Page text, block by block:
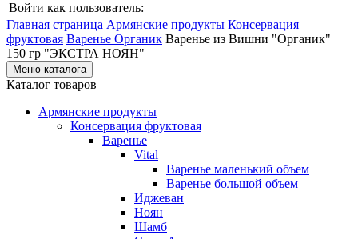
Войти как пользователь:
Главная страница Армянские продукты Консервация
фруктовая Варенье Органик Варенье из Вишни "Органик"
150 гр "ЭКСТРА НОЯН"
Меню каталога
Каталог товаров
Армянские продукты
Консервация фруктовая
Варенье
Vital
Варенье маленький объем
Варенье большой объем
Иджеван
Ноян
Шамб